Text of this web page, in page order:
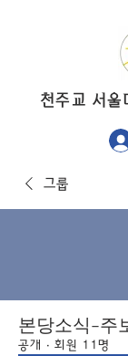
천주교 서울
그룹
본당소식-주
공개 · 회원 11명